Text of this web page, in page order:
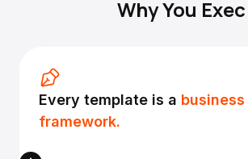
Why You Exec
Every template is a business
framework.